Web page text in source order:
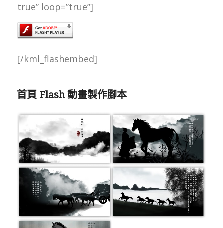
true” loop=”true”]
[/kml_flashembed]
首頁 Flash 動畫製作腳本